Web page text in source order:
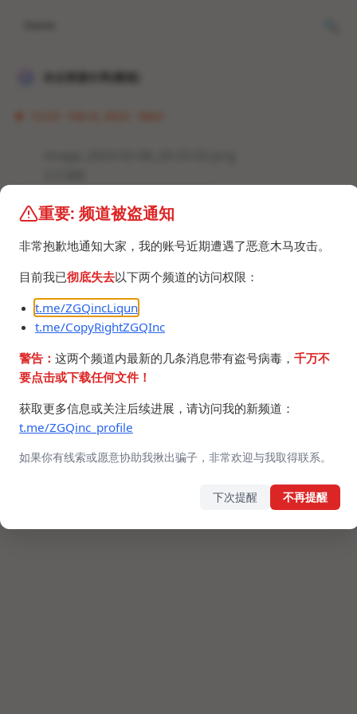
2.4 MB
©2024 ZGQ Inc.All rights reserved
重要: 频道被盗通知
非常抱歉地通知大家，我的账号近期遭遇了恶意木马攻击。
目前我已彻底失去以下两个频道的访问权限：
t.me/ZGQincLiqun
t.me/CopyRightZGQInc
警告： 这两个频道内最新的几条消息带有盗号病毒， 千万不
要点击或下载任何文件！
获取更多信息或关注后续进展，请访问我的新频道：
t.me/ZGQinc_profile
如果你有线索或愿意协助我揪出骗子，非常欢迎与我取得联系。
下次提醒 不再提醒